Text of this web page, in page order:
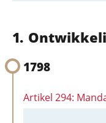
1798
Artikel 294: